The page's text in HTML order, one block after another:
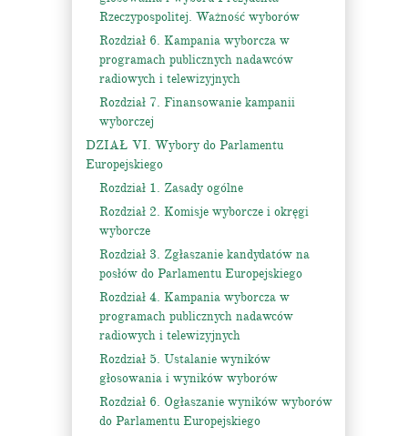
Rzeczypospolitej. Ważność wyborów
Rozdział 6. Kampania wyborcza w
programach publicznych nadawców
radiowych i telewizyjnych
Rozdział 7. Finansowanie kampanii
wyborczej
DZIAŁ VI. Wybory do Parlamentu
Europejskiego
Rozdział 1. Zasady ogólne
Rozdział 2. Komisje wyborcze i okręgi
wyborcze
Rozdział 3. Zgłaszanie kandydatów na
posłów do Parlamentu Europejskiego
Rozdział 4. Kampania wyborcza w
programach publicznych nadawców
radiowych i telewizyjnych
Rozdział 5. Ustalanie wyników
głosowania i wyników wyborów
Rozdział 6. Ogłaszanie wyników wyborów
do Parlamentu Europejskiego